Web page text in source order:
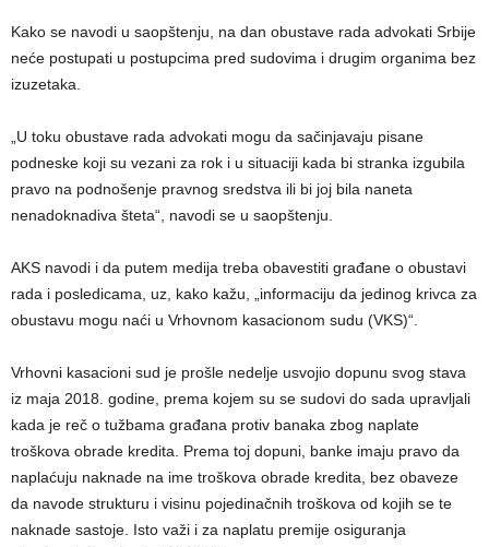
Kako se navodi u saopštenju, na dan obustave rada advokati Srbije
neće postupati u postupcima pred sudovima i drugim organima bez
izuzetaka.
„U toku obustave rada advokati mogu da sačinjavaju pisane
podneske koji su vezani za rok i u situaciji kada bi stranka izgubila
pravo na podnošenje pravnog sredstva ili bi joj bila naneta
nenadoknadiva šteta“, navodi se u saopštenju.
AKS navodi i da putem medija treba obavestiti građane o obustavi
rada i posledicama, uz, kako kažu, „informaciju da jedinog krivca za
obustavu mogu naći u Vrhovnom kasacionom sudu (VKS)“.
Vrhovni kasacioni sud je prošle nedelje usvojio dopunu svog stava
iz maja 2018. godine, prema kojem su se sudovi do sada upravljali
kada je reč o tužbama građana protiv banaka zbog naplate
troškova obrade kredita. Prema toj dopuni, banke imaju pravo da
naplaćuju naknade na ime troškova obrade kredita, bez obaveze
da navode strukturu i visinu pojedinačnih troškova od kojih se te
naknade sastoje. Isto važi i za naplatu premije osiguranja